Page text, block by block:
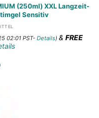
(250ml) XXL Langzeit-
Sensitiv
02:01 PST- Details) & FREE